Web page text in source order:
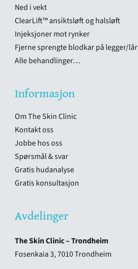
Ned i vekt
ClearLift™ ansiktsløft og halsløft
Injeksjoner mot rynker
Fjerne sprengte blodkar på legger/lår
Alle behandlinger…
Informasjon
Om The Skin Clinic
Kontakt oss
Jobbe hos oss
Spørsmål & svar
Gratis hudanalyse
Gratis konsultasjon
Avdelinger
The Skin Clinic – Trondheim
Fosenkaia 3, 7010 Trondheim